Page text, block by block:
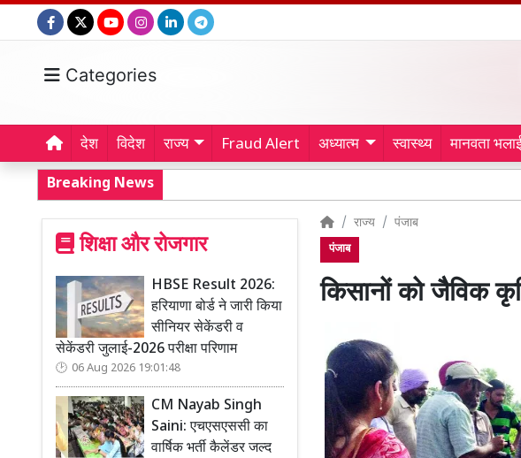
Categories
देश विदेश राज्य Fraud Alert अध्यात्म स्वास्थ्य मानवता
Breaking News
शिक्षा और रोजगार
HBSE Result 2026:
हरियाणा बोर्ड ने जारी किया
सीनियर सेकेंडरी व
सेकेंडरी जुलाई-2026 परीक्षा परिणाम
06 Aug 2026 19:01:48
CM Nayab Singh
Saini: एचएसएससी का
वार्षिक भर्ती कैलेंडर जल्द
राज्य पंजाब
पंजाब
किसानों को जैैविक